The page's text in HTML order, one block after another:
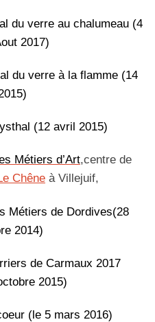
du verre au chalumeau (4
2017)
du verre à la flamme (14
(12 avril 2015)
Métiers d’Art,centre de
Chêne à Villejuif,
Métiers de Dordives(28
2014)
de Carmaux 2017
2015)
(le 5 mars 2016)